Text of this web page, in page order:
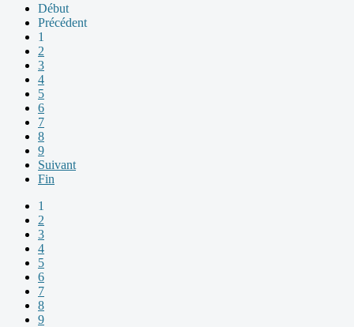
Début
Précédent
1
2
3
4
5
6
7
8
9
Suivant
Fin
1
2
3
4
5
6
7
8
9